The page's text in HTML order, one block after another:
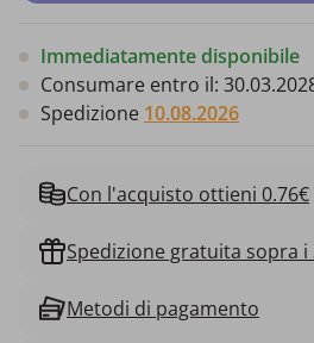
Immediatamente disponibile
Consumare entro il:
Spedizione 10.08.2026
Con l'acquisto ottieni 0.76€
Spedizione gratuita sopra i
Metodi di pagamento